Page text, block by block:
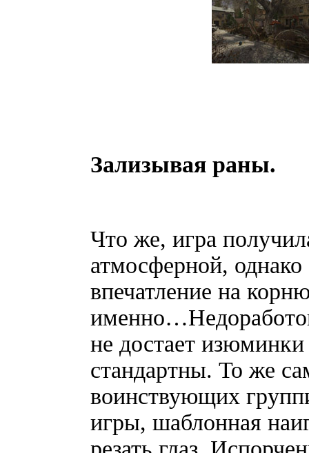
Зализывая раны.
Что же, игра
атмосферной,
впечатление на
не достает
стандартны. То же
воинствующих
игры, шаблонная